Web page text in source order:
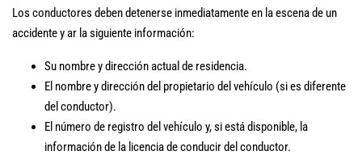
Los conductores deben detenerse inmediatamente en la escena de un
accidente y ar la siguiente información:
Su nombre y dirección actual de residencia.
El nombre y dirección del propietario del vehículo (si es diferente
del conductor).
El número de registro del vehículo y, si está disponible, la
información de la licencia de conducir del conductor.